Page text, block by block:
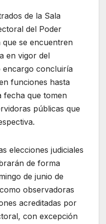
de la Sala
del Poder
que se encuentren
en vigor del
encargo concluiría
funciones hasta
fecha que tomen
públicas que
elecciones judiciales
de forma
de junio de
observadoras
acreditadas por
con excepción